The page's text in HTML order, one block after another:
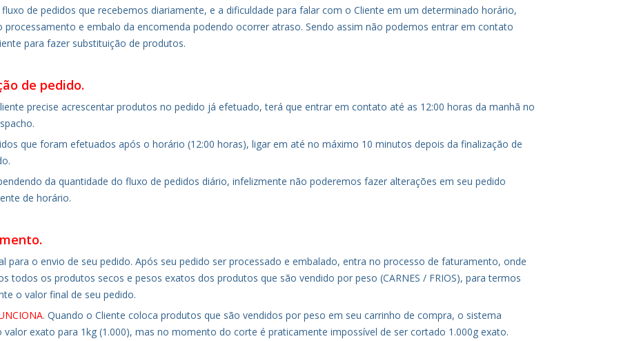
de pedidos que recebemos diariamente, e a dificuldade para falar com o Cliente em um determinado horário,
processamento e embalo da encomenda podendo ocorrer atraso. Sendo assim não podemos entrar em contato
para fazer substituição de produtos.
de pedido.
precise acrescentar produtos no pedido já efetuado, terá que entrar em contato até as 12:00 horas da manhã no
que foram efetuados após o horário (12:00 horas), ligar em até no máximo 10 minutos depois da finalização de
da quantidade do fluxo de pedidos diário, infelizmente não poderemos fazer alterações em seu pedido
de horário.
para o envio de seu pedido. Após seu pedido ser processado e embalado, entra no processo de faturamento, onde
todos os produtos secos e pesos exatos dos produtos que são vendido por peso (CARNES / FRIOS), para termos
o valor final de seu pedido.
. Quando o Cliente coloca produtos que são vendidos por peso em seu carrinho de compra, o sistema
valor exato para 1kg (1.000), mas no momento do corte é praticamente impossível de ser cortado 1.000g exato.